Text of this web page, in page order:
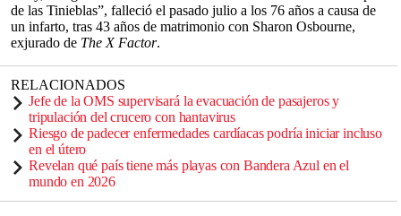
de las Tinieblas”, falleció el pasado julio a los 76 años a causa de
un infarto, tras 43 años de matrimonio con Sharon Osbourne,
exjurado de The X Factor.
RELACIONADOS
Jefe de la OMS supervisará la evacuación de pasajeros y
tripulación del crucero con hantavirus
Riesgo de padecer enfermedades cardíacas podría iniciar incluso
en el útero
Revelan qué país tiene más playas con Bandera Azul en el
mundo en 2026